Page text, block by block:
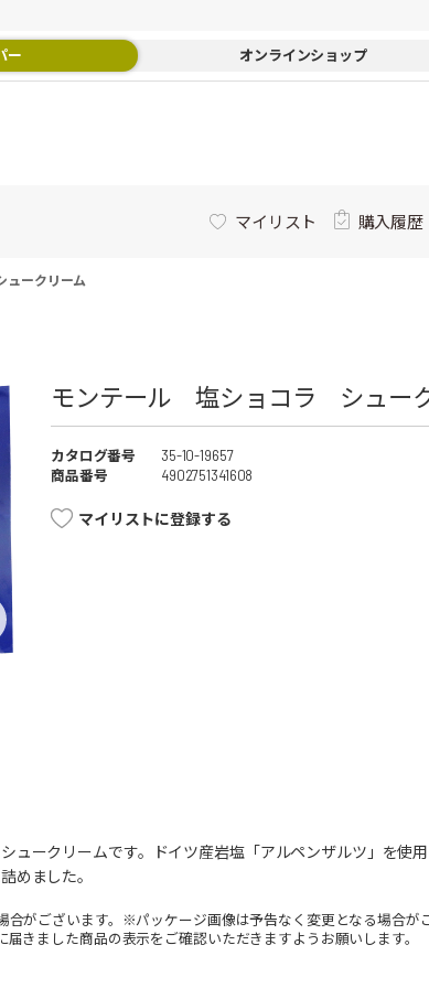
ー オンラインショップ
マイリスト 購入履歴
ークリーム
モンテール 塩ショコラ シュー
カタログ番号
35-10-19657
商品番号
4902751341608
マイリストに登録する
ュークリームです。ドイツ産岩塩「アルペンザルツ」を使
めました。
がございます。※パッケージ画像は予告なく変更となる場合が
きました商品の表示をご確認いただきますようお願いします。